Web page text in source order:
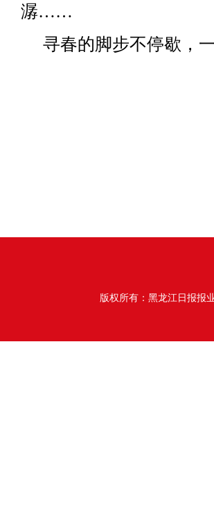
潺……
寻春的脚步不停歇，
版权所有：黑龙江日报报